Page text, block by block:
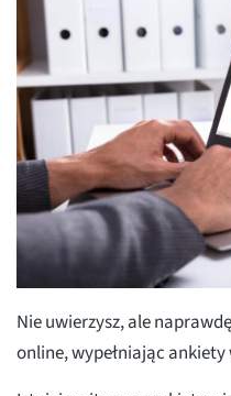
Nie uwierzysz, ale
online, wypełniając